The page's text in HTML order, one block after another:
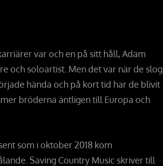
var och en på sitt håll, Adam
och soloartist. Men det var när de slog
hända och på kort tid har de blivit
bröderna äntligen till Europa och
som i oktober 2018 kom
Saving Country Music skriver till